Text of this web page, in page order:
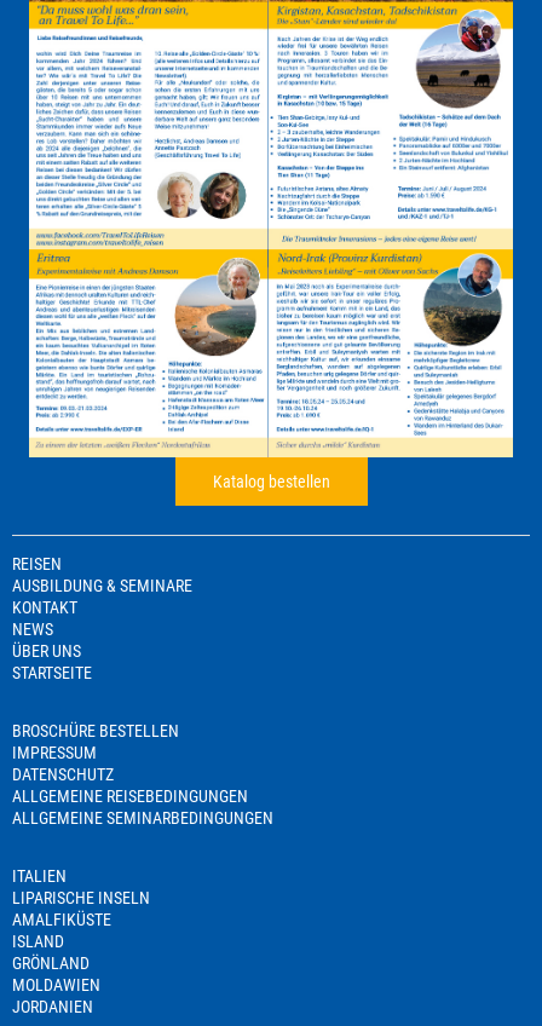
Katalog bestellen
REISEN
AUSBILDUNG & SEMINARE
KONTAKT
NEWS
ÜBER UNS
STARTSEITE
BROSCHÜRE BESTELLEN
IMPRESSUM
DATENSCHUTZ
ALLGEMEINE REISEBEDINGUNGEN
ALLGEMEINE SEMINARBEDINGUNGEN
ITALIEN
LIPARISCHE INSELN
AMALFIKÜSTE
ISLAND
GRÖNLAND
MOLDAWIEN
JORDANIEN